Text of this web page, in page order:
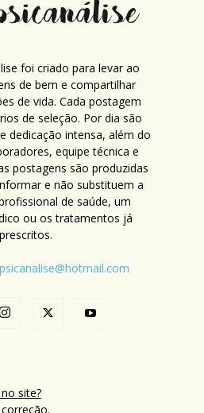
foi criado para levar ao
de bem e compartilhar
de vida. Cada postagem
de seleção. Por dia são
dedicação intensa, além do
equipe técnica e
postagens são produzidas
e não substituem a
de saúde, um
ou os tratamentos já
prescritos.
site?